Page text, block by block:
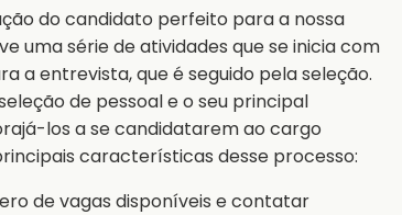
do candidato perfeito para a nossa
uma série de atividades que se inicia com
a entrevista, que é seguido pela seleção.
de pessoal e o seu principal
los a se candidatarem ao cargo
características desse processo:
de vagas disponíveis e contatar